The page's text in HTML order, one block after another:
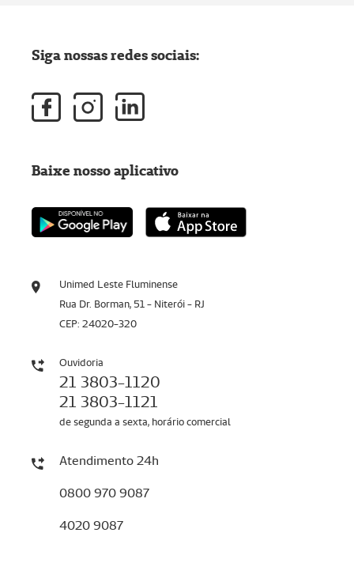
Unimed Leste Fluminense
Rua Dr. Borman, 51 - Niterói - RJ
CEP: 24020-320
Ouvidoria
21 3803-1120
21 3803-1121
de segunda a sexta, horário comercial
Atendimento 24h
0800 970 9087
4020 9087
Siga nossas redes sociais:
Baixe nosso aplicativo